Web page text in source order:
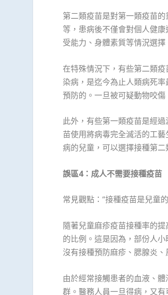
第二類疫苗是對第一類疫苗
等，患病後不僅會對個人健
受能力、身體素質等情況選擇
在特殊情況下，有些第二類
染病，是迄今為止人類病死
預防的。一旦被可疑動物咬
此外，有些第一類疫苗是經
苗使用將病毒完全滅活的工
病的兒童，可以選擇接種第
誤區4：成人不需要接種疫苗
常見觀點：“接種疫苗是兒童
隨著兒童麻疹疫苗接種率的
的比例。這是因為，部份人
沒有接種預防麻疹、腮腺炎
由於經常接觸患者的血液、
群。醫務人員一旦得病，又